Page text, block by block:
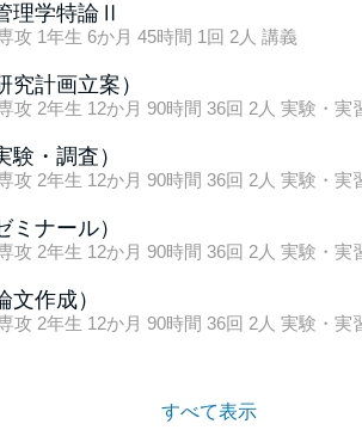
理学特論Ⅱ
攻 1年生 6か月 45時間 1回 2人 講義
究計画立案）
攻 2年生 12か月 90時間 36回 2人 実験・実
験・調査）
攻 2年生 12か月 90時間 36回 2人 実験・実
ミナール）
攻 2年生 12か月 90時間 36回 2人 実験・実
文作成）
攻 2年生 12か月 90時間 36回 2人 実験・実
すべて表示